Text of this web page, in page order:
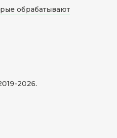
2026.
обрабатывают